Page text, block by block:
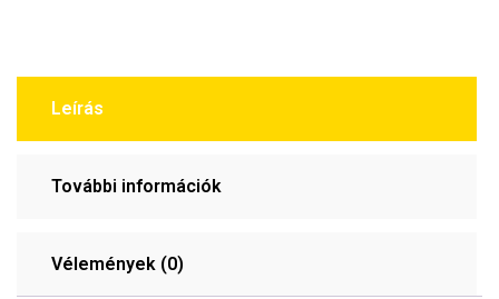
868MHz
LORA,
OLED]
Leírás
További információk
Vélemények (0)